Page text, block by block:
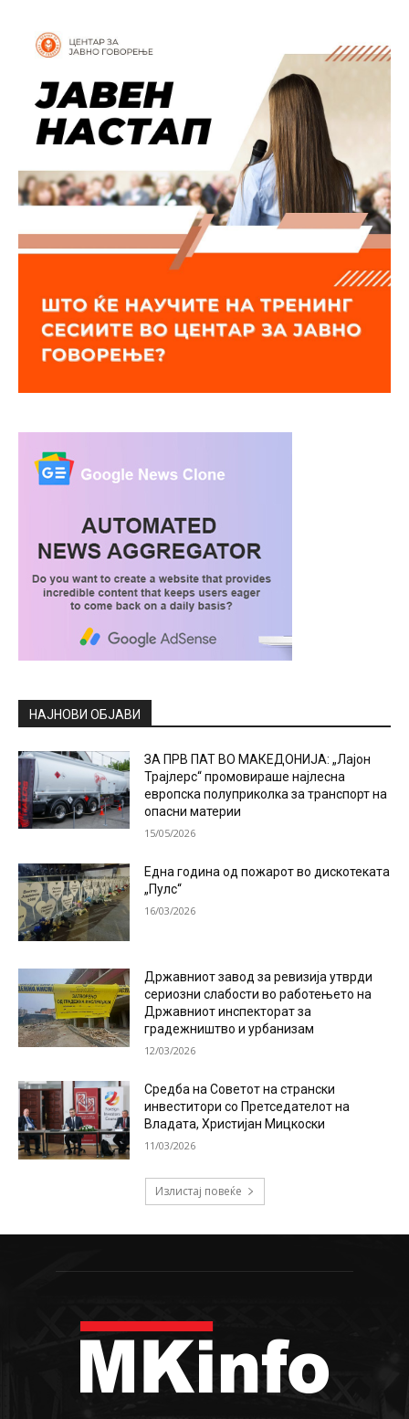
НАЈНОВИ ОБЈАВИ
ЗА ПРВ ПАТ ВО МАКЕДОНИЈА: „Лајон
Трајлерс“ промовираше најлесна
европска полуприколка за транспорт на
опасни материи
15/05/2026
Една година од пожарот во дискотеката
„Пулс“
16/03/2026
Државниот завод за ревизија утврди
сериозни слабости во работењето на
Државниот инспекторат за
градежништво и урбанизам
12/03/2026
Средба на Советот на странски
инвеститори со Претседателот на
Владата, Христијан Мицкоски
11/03/2026
Излистај повеќе